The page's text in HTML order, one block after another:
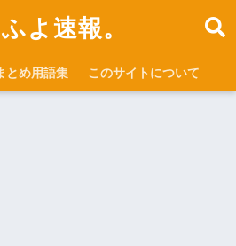
よ速報。
とめ用語集 このサイトについて